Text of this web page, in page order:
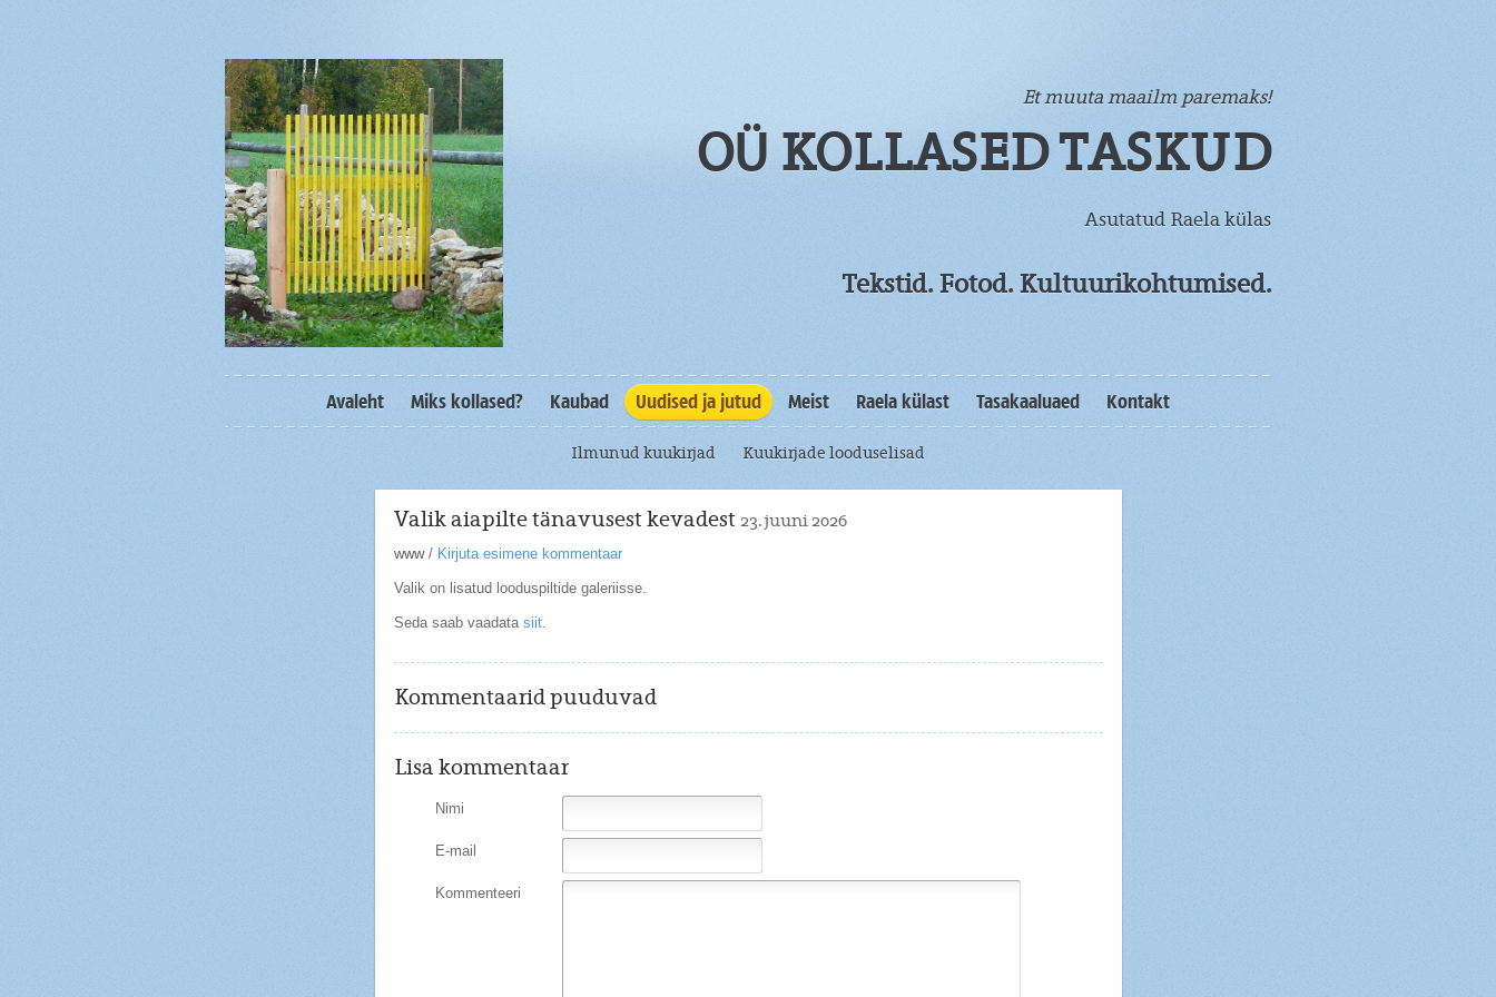
Et muuta maailm paremaks!
OÜ KOLLASED TASKUD
Asutatud Raela külas
Tekstid. Fotod. Kultuurikohtumised.
Avaleht Miks kollased? Kaubad Uudised ja jutud Meist Raela külast Tasakaaluaed Kontakt
Ilmunud kuukirjad Kuukirjade looduselisad
Valik aiapilte tänavusest kevadest 23. juuni 2026
www/ Kirjuta esimene kommentaar
Valik on lisatud looduspiltide galeriisse.
Seda saab vaadata siit.
Kommentaarid puuduvad
Lisa kommentaar
Nimi
E-mail
Kommenteeri